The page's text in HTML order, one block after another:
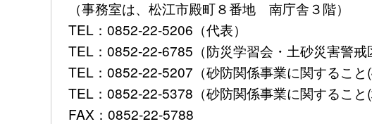
（事務室は、松江市殿町８番地 南庁舎３階）
TEL：0852-22-5206（代表）
TEL：0852-22-6785（防災学習会・土砂災害警戒
TEL：0852-22-5207（砂防関係事業に関すること(
TEL：0852-22-5378（砂防関係事業に関すること(
FAX：0852-22-5788